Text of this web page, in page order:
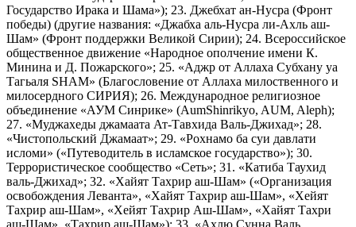
Государство Ирака и Шама»); 23. Джебхат ан-Нусра (Фронт
победы) (другие названия: «Джабха аль-Нусра ли-Ахль аш-
Шам» (Фронт поддержки Великой Сирии); 24. Всероссийское
общественное движение «Народное ополчение имени К.
Минина и Д. Пожарского»; 25. «Аджр от Аллаха Субхану уа
Тагьаля SHAM» (Благословение от Аллаха милоственного и
милосердного СИРИЯ); 26. Международное религиозное
объединение «АУМ Синрике» (AumShinrikyo, AUM, Aleph);
27. «Муджахеды джамаата Ат-Тавхида Валь-Джихад»; 28.
«Чистопольский Джамаат»; 29. «Рохнамо ба суи давлати
исломи» («Путеводитель в исламское государство»); 30.
Террористическое сообщество «Сеть»; 31. «Катиба Таухид
валь-Джихад»; 32. «Хайят Тахрир аш-Шам» («Организация
освобождения Леванта», «Хайят Тахрир аш-Шам», «Хейят
Тахрир аш-Шам», «Хейят Тахрир Аш-Шам», «Хайят Тахри
аш-Шам», «Тахрир аш-Шам»); 33. «Ахлю Сунна Валь